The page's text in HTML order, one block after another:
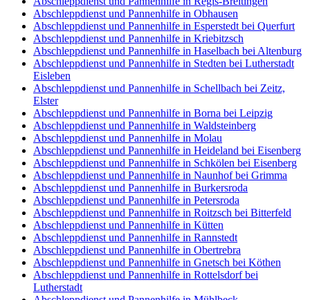
Abschleppdienst und Pannenhilfe in Obhausen
Abschleppdienst und Pannenhilfe in Esperstedt bei Querfurt
Abschleppdienst und Pannenhilfe in Kriebitzsch
Abschleppdienst und Pannenhilfe in Haselbach bei Altenburg
Abschleppdienst und Pannenhilfe in Stedten bei Lutherstadt
Eisleben
Abschleppdienst und Pannenhilfe in Schellbach bei Zeitz,
Elster
Abschleppdienst und Pannenhilfe in Borna bei Leipzig
Abschleppdienst und Pannenhilfe in Waldsteinberg
Abschleppdienst und Pannenhilfe in Molau
Abschleppdienst und Pannenhilfe in Heideland bei Eisenberg
Abschleppdienst und Pannenhilfe in Schkölen bei Eisenberg
Abschleppdienst und Pannenhilfe in Naunhof bei Grimma
Abschleppdienst und Pannenhilfe in Burkersroda
Abschleppdienst und Pannenhilfe in Petersroda
Abschleppdienst und Pannenhilfe in Roitzsch bei Bitterfeld
Abschleppdienst und Pannenhilfe in Kütten
Abschleppdienst und Pannenhilfe in Rannstedt
Abschleppdienst und Pannenhilfe in Obertrebra
Abschleppdienst und Pannenhilfe in Gnetsch bei Köthen
Abschleppdienst und Pannenhilfe in Rottelsdorf bei
Lutherstadt